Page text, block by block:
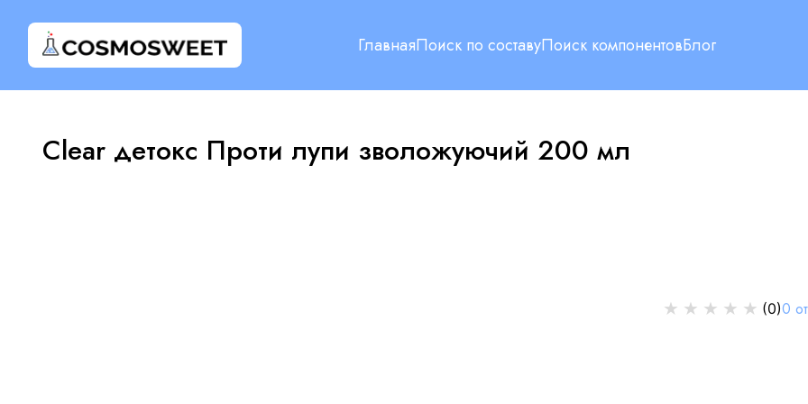
ГлавнаяПоиск по составуПоиск компонентовБлог
Clear детокс Проти лупи зволожуючий 200 мл
★ ★ ★ ★ ★ (0)0